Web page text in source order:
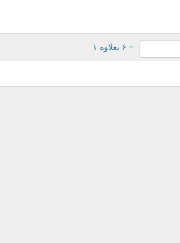
= ۶ بعلاوه ۱